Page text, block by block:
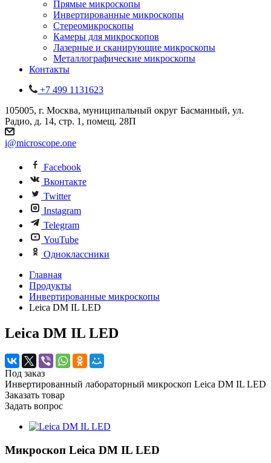
Прямые микроскопы
Инвертированные микроскопы
Стереомикроскопы
Камеры для микроскопов
Лазерные и сканирующие микроскопы
Металлографические микроскопы
Контакты
+7 499 1131623
105005, г. Москва, муниципальный округ Басманный, ул.
Радио, д. 14, стр. 1, помещ. 28П
i@microscope.one
Facebook
Вконтакте
Twitter
Instagram
Telegram
YouTube
Одноклассники
Главная
Продукты
Инвертированные микроскопы
Leica DM IL LED
Leica DM IL LED
Под заказ
Инвертированный лабораторный микроскоп Leica DM IL LED
Заказать товар
Задать вопрос
Микроскоп Leica DM IL LED